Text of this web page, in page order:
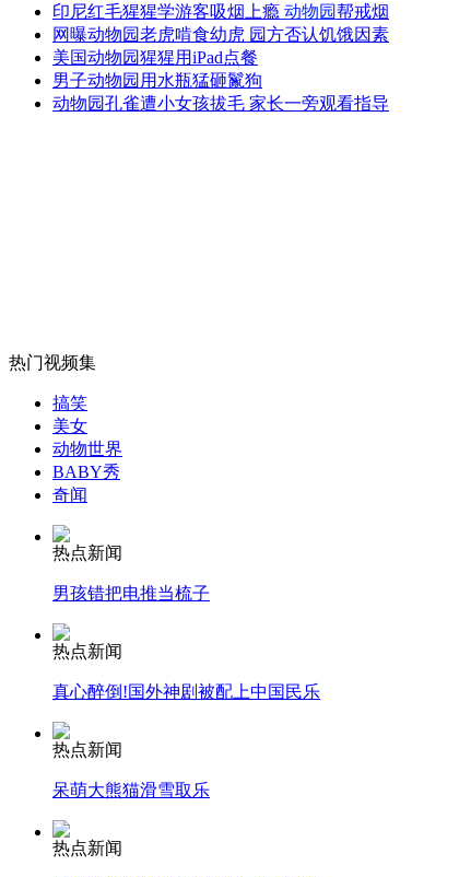
印海军作战能力将大幅提升
无痛分娩是否安全 医生回应
外交部：反对强权政治霸凌主义
外交部：有关国家言论片面不公正
安徽一实载49人客车翻车
走！跟着总书记去植树
印尼红毛猩猩学游客吸烟上瘾 动物园帮戒烟
网曝动物园老虎啃食幼虎 园方否认饥饿因素
美国动物园猩猩用iPad点餐
男子动物园用水瓶猛砸鬣狗
动物园孔雀遭小女孩拔毛 家长一旁观看指导
热门视频集
搞笑
美女
动物世界
BABY秀
奇闻
热点新闻
男孩错把电推当梳子
热点新闻
真心醉倒!国外神剧被配上中国民乐
热点新闻
呆萌大熊猫滑雪取乐
热点新闻